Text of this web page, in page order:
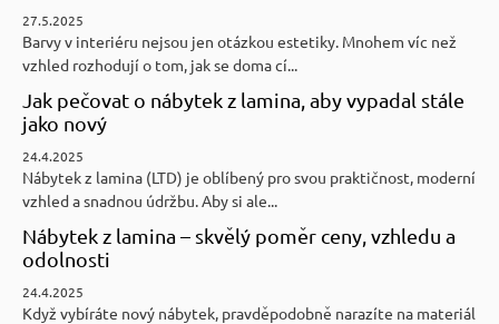
27.5.2025
Barvy v interiéru nejsou jen otázkou estetiky. Mnohem víc než
vzhled rozhodují o tom, jak se doma cí...
Jak pečovat o nábytek z lamina, aby vypadal stále
jako nový
24.4.2025
Nábytek z lamina (LTD) je oblíbený pro svou praktičnost, moderní
vzhled a snadnou údržbu. Aby si ale...
Nábytek z lamina – skvělý poměr ceny, vzhledu a
odolnosti
24.4.2025
Když vybíráte nový nábytek, pravděpodobně narazíte na materiál